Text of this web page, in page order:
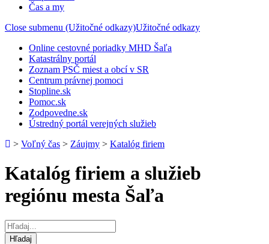
Čas a my
Close submenu (Užitočné odkazy)Užitočné odkazy
Online cestovné poriadky MHD Šaľa
Katastrálny portál
Zoznam PSČ miest a obcí v SR
Centrum právnej pomoci
Stopline.sk
Pomoc.sk
Zodpovedne.sk
Ústredný portál verejných služieb
> Voľný čas > Záujmy > Katalóg firiem
Katalóg firiem a služieb
regiónu mesta Šaľa